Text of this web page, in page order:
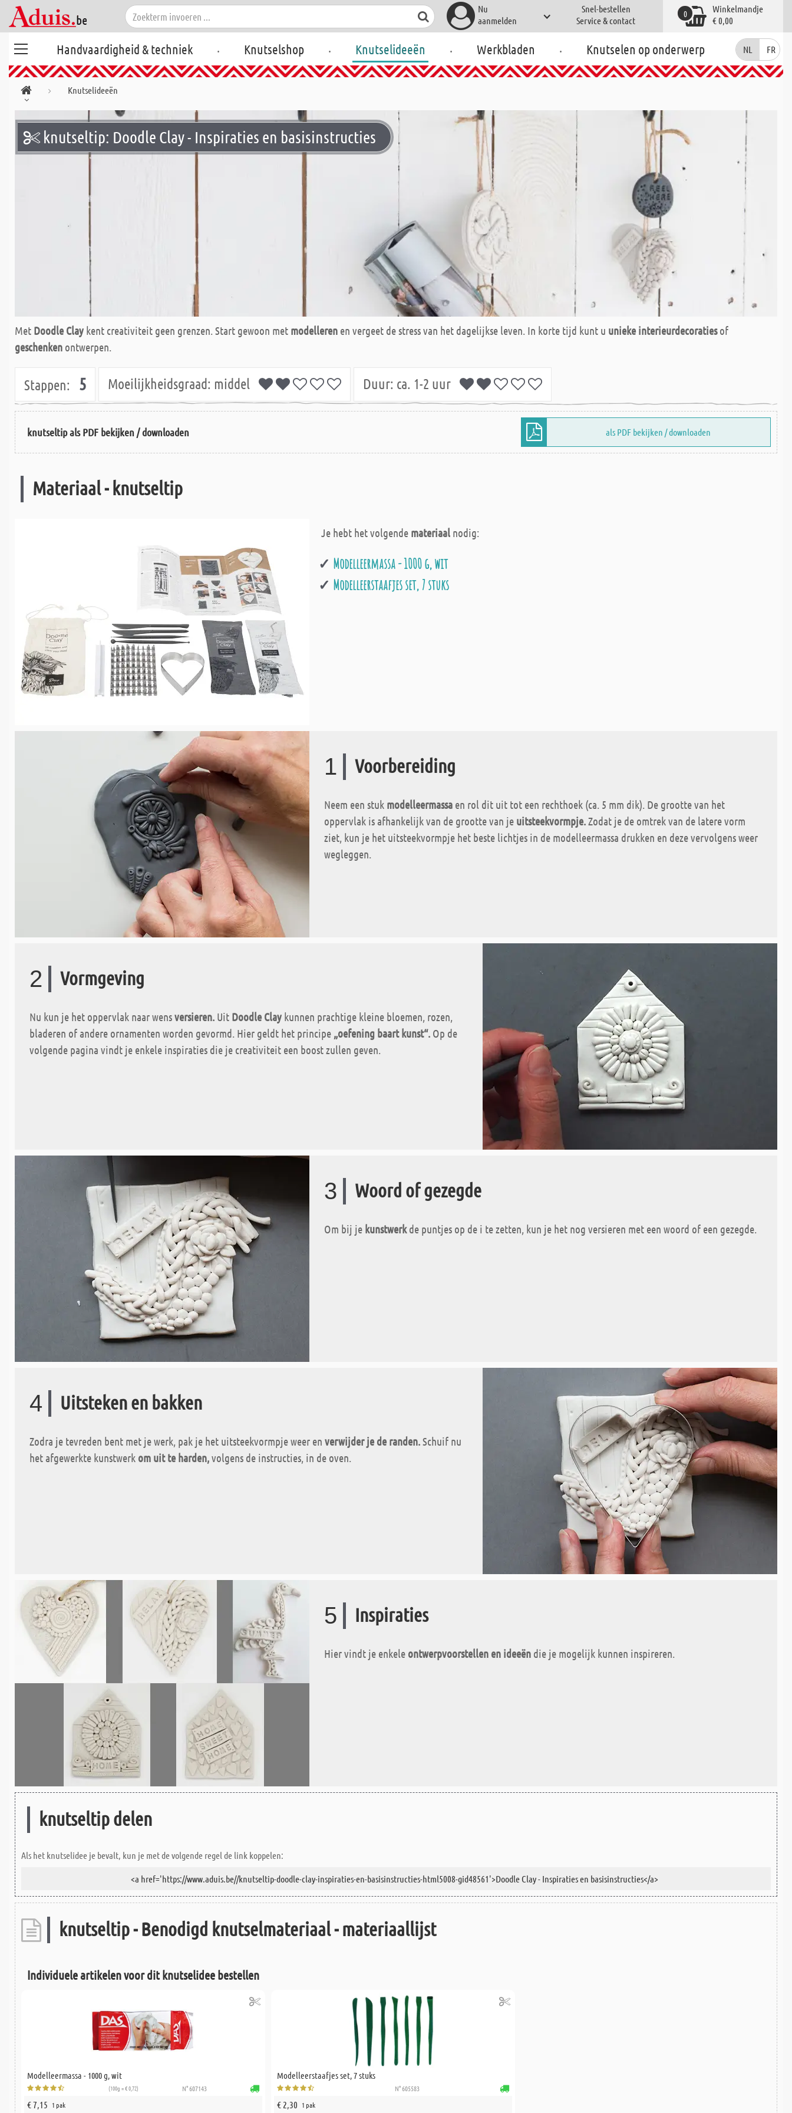
Nu
aanmelden
Snel-bestellen
Service & contact
Winkelmandje
€ 0,00
0
Handvaardigheid & techniek . Knutselshop . Knutselideeën . Werkbladen . Knutselen op onderwerp NL FR
Knutselideeën
knutseltip: Doodle Clay - Inspiraties en basisinstructies
Met Doodle Clay kent creativiteit geen grenzen. Start gewoon met modelleren en vergeet de stress van het dagelijkse leven. In korte tijd kunt u unieke interieurdecoratiesof
geschenken ontwerpen.
Stappen: 5 Moeilijkheidsgraad: middel Duur: ca. 1-2 uur
knutseltip als PDF bekijken / downloaden als PDF bekijken / downloaden
Materiaal - knutseltip
Je hebt het volgende materiaal nodig:
Modelleermassa - 1000 g, wit
Modelleerstaafjes set, 7 stuks
1 Voorbereiding
Neem een stuk modelleermassa en rol dit uit tot een rechthoek (ca. 5 mm dik). De grootte van het
oppervlak is afhankelijk van de grootte van je uitsteekvormpje.Zodat je de omtrek van de latere vorm
ziet, kun je het uitsteekvormpje het beste lichtjes in de modelleermassa drukken en deze vervolgens weer
wegleggen.
2 Vormgeving
Nu kun je het oppervlak naar wensversieren. Uit Doodle Clay kunnen prachtige kleine bloemen, rozen,
bladeren of andere ornamenten worden gevormd. Hier geldt het principe „oefening baart kunst“. Op de
volgende pagina vindt je enkele inspiraties die je creativiteit een boost zullen geven.
3 Woord of gezegde
Om bij je kunstwerkde puntjes op de i te zetten, kun je het nog versieren met een woord of een gezegde.
4 Uitsteken en bakken
Zodra je tevreden bent met je werk, pak je het uitsteekvormpje weer en verwijder je de randen.Schuif nu
het afgewerkte kunstwerk om uit te harden,volgens de instructies, in de oven.
5 Inspiraties
Hier vindt je enkele ontwerpvoorstellen en ideeën die je mogelijk kunnen inspireren.
knutseltip delen
Als het knutselidee je bevalt, kun je met de volgende regel de link koppelen:
knutseltip - Benodigd knutselmateriaal - materiaallijst
Individuele artikelen voor dit knutselidee bestellen
Modelleermassa - 1000 g, wit
(100g = € 0,72) N° 607143
€ 7,15 1 pak
Modelleerstaafjes set, 7 stuks
N° 605583
€ 2,30 1 pak